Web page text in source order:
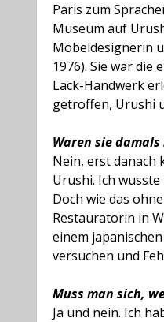
Paris zum
Museum auf
Möbeldesignerin
1976). Sie war die
Lack-Handwerk
getroffen, Urushi
Waren sie
Nein, erst danach
Urushi. Ich
Doch wie das
Restauratorin in
einem
versuchen und
Muss man sich,
Ja und nein. Ich